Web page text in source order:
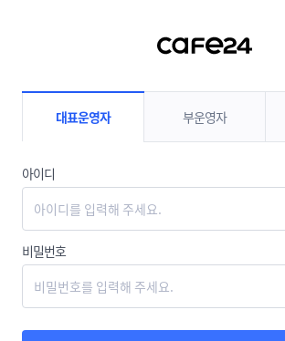
대표운영자 부운영자
아이디
비밀번호